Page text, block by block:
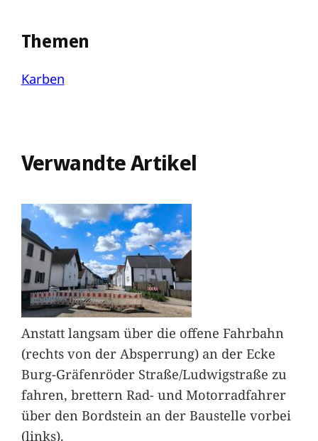
Themen
Karben
Verwandte Artikel
Anstatt langsam über die offene Fahrbahn
(rechts von der Absperrung) an der Ecke
Burg-Gräfenröder Straße/Ludwigstraße zu
fahren, brettern Rad- und Motorradfahrer
über den Bordstein an der Baustelle vorbei
(links).